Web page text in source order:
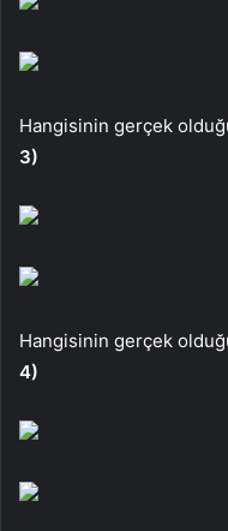
Hangisinin gerçek
3)
Hangisinin gerçek
4)